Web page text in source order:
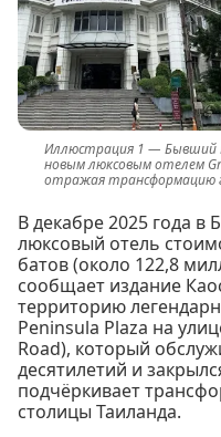
Бывший
новым люксовым отелем
отражая трансформацию
В декабре 2025 года в
люксовый отель
батов (около 122,8
сообщает издание
территорию
Peninsula Plaza на
Road), который
десятилетий и
подчёркивает
столицы Таиланда.